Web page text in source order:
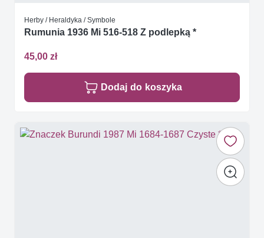
Herby / Heraldyka / Symbole
Rumunia 1936 Mi 516-518 Z podlepką *
45,00 zł
Dodaj do koszyka